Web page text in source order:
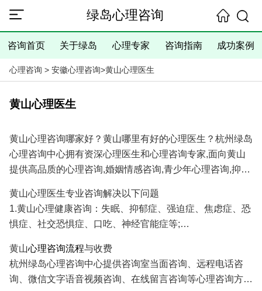
绿岛心理咨询
咨询首页 关于绿岛 心理专家 咨询指南 成功案例
心理咨询 > 安徽心理咨询>黄山心理医生
黄山心理医生
黄山心理咨询哪家好？黄山哪里有好的心理医生？杭州绿岛
心理咨询中心拥有资深心理医生和心理咨询专家,面向黄山
提供高品质的心理咨询,婚姻情感咨询,青少年心理咨询,抑郁
和大量成功案例,是您寻找黄山心理医生专家和黄山心理咨
询医院/心理咨询机构的理想选择！
黄山心理医生专业咨询解决以下问题
1.黄山心理健康咨询：失眠、抑郁症、强迫症、焦虑症、恐
惧症、社交恐惧症、口吃、神经官能症等;
人、挽救婚姻、感情修复、情感咨询等;
3.黄山青少年心理咨询：孩子厌学、沉迷游戏、叛逆、早
恋、学习压力、考试焦虑、交往障碍、家庭教育咨询等;
黄山心理咨询流程与收费
杭州绿岛心理咨询中心提供咨询室当面咨询、远程电话咨
询、微信文字语音视频咨询、在线留言咨询等心理咨询方